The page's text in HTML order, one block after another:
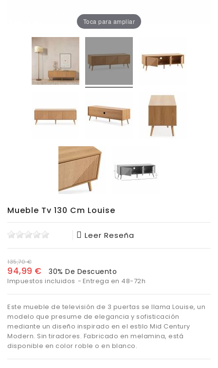
Toca para ampliar
Mueble Tv 130 Cm Louise
Leer Reseña
135,70 €
94,99 € 30% De Descuento
Impuestos incluidos Entrega en 48-72h
Este mueble de televisión de 3 puertas se llama Louise, un
modelo que presume de elegancia y sofisticación
mediante un diseño inspirado en el estilo Mid Century
Modern. Sin tiradores. Fabricado en melamina, está
disponible en color roble o en blanco.